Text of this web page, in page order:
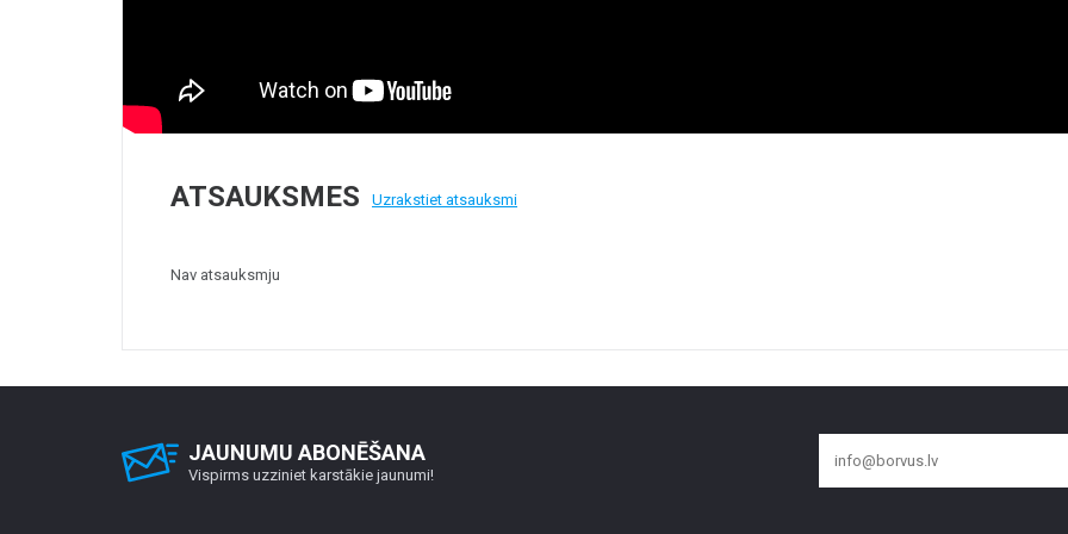
ATSAUKSMES Uzrakstiet atsauksmi
Nav atsauksmju
JAUNUMU ABONĒŠANA
Vispirms uzziniet karstākie jaunumi!